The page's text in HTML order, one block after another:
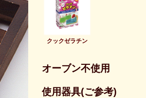
クックゼラチン
オーブン不使用
使用器具(ご参考)